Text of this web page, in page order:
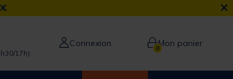
×
17h)
Connexion 0Mon panier